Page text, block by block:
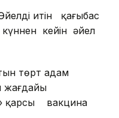
итін қаңғыбас
күннен кейін әйел
төрт адам
жағдайы
қарсы вакцина